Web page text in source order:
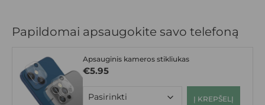
Papildomai apsaugokite savo telefoną
Apsauginis kameros stikliukas
€5.95
Į KREPŠELĮ